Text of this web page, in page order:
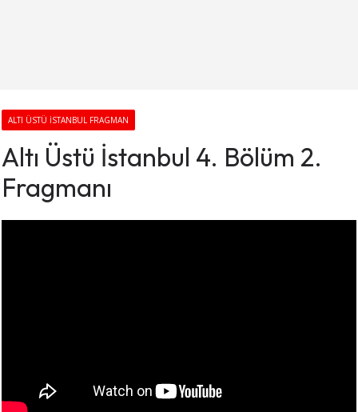
ALTI ÜSTÜ İSTANBUL FRAGMAN
Altı Üstü İstanbul 4. Bölüm 2.
Fragmanı